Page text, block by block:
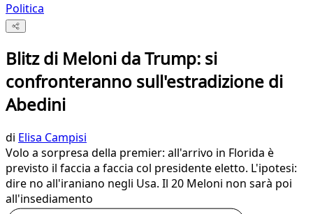
Politica
Blitz di Meloni da Trump: si
confronteranno sull'estradizione di
Abedini
di Elisa Campisi
Volo a sorpresa della premier: all'arrivo in Florida è
previsto il faccia a faccia col presidente eletto. L'ipotesi:
dire no all'iraniano negli Usa. Il 20 Meloni non sarà poi
all'insediamento